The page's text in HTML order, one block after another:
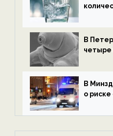
В
четыре
В
о
на